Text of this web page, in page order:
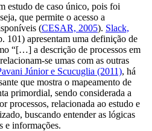
estudo de caso único, pois foi
que permite o acesso a
(CESAR, 2005). Slack,
101) apresentam uma definição de
“[…] a descrição de processos em
se umas com as outras
Júnior e Scucuglia (2011), há
que mostra o mapeamento de
primordial, sendo considerada a
processos, relacionada ao estudo e
buscando entender as lógicas
e informações.